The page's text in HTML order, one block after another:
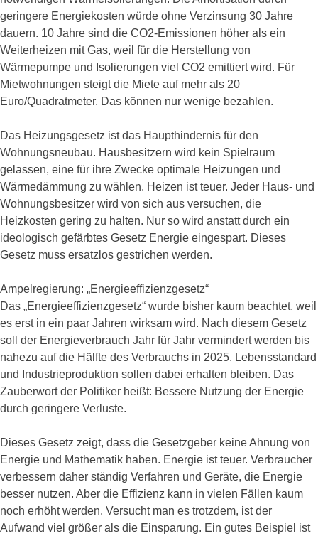
geringere Energiekosten würde ohne Verzinsung 30 Jahre
dauern. 10 Jahre sind die CO2-Emissionen höher als ein
Weiterheizen mit Gas, weil für die Herstellung von
Wärmepumpe und Isolierungen viel CO2 emittiert wird. Für
Mietwohnungen steigt die Miete auf mehr als 20
Euro/Quadratmeter. Das können nur wenige bezahlen.
Das Heizungsgesetz ist das Haupthindernis für den
Wohnungsneubau. Hausbesitzern wird kein Spielraum
gelassen, eine für ihre Zwecke optimale Heizungen und
Wärmedämmung zu wählen. Heizen ist teuer. Jeder Haus- und
Wohnungsbesitzer wird von sich aus versuchen, die
Heizkosten gering zu halten. Nur so wird anstatt durch ein
ideologisch gefärbtes Gesetz Energie eingespart. Dieses
Gesetz muss ersatzlos gestrichen werden.
Ampelregierung: „Energieeffizienzgesetz“
Das „Energieeffizienzgesetz“ wurde bisher kaum beachtet, weil
es erst in ein paar Jahren wirksam wird. Nach diesem Gesetz
soll der Energieverbrauch Jahr für Jahr vermindert werden bis
nahezu auf die Hälfte des Verbrauchs in 2025. Lebensstandard
und Industrieproduktion sollen dabei erhalten bleiben. Das
Zauberwort der Politiker heißt: Bessere Nutzung der Energie
durch geringere Verluste.
Dieses Gesetz zeigt, dass die Gesetzgeber keine Ahnung von
Energie und Mathematik haben. Energie ist teuer. Verbraucher
verbessern daher ständig Verfahren und Geräte, die Energie
besser nutzen. Aber die Effizienz kann in vielen Fällen kaum
noch erhöht werden. Versucht man es trotzdem, ist der
Aufwand viel größer als die Einsparung. Ein gutes Beispiel ist